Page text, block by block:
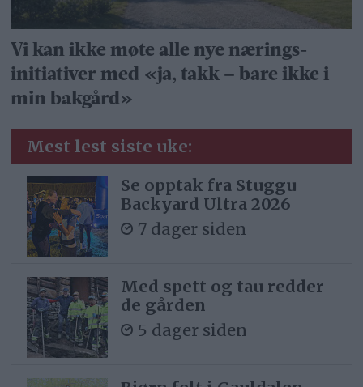
Vi kan ikke møte alle nye nærings­
initiativer med «ja, takk – bare ikke i
min bakgård»
Mest lest siste uke:
Se opptak fra Stuggu
Backyard Ultra 2026
7 dager siden
Med spett og tau redder
de gården
5 dager siden